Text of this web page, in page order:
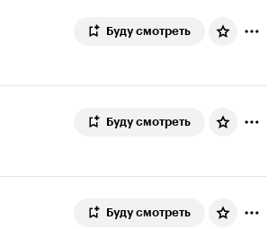
Буду смотреть
Буду смотреть
Буду смотреть